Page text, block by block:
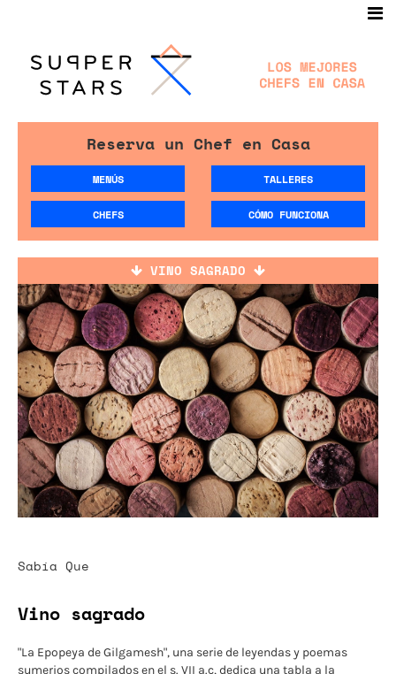
Reserva un Chef en Casa
MENÚS TALLERES
CHEFS CÓMO FUNCIONA
VINO SAGRADO
Sabía Que
Vino sagrado
"La Epopeya de Gilgamesh", una serie de leyendas y poemas
sumerios compilados en el s. VII a.c, dedica una tabla a la